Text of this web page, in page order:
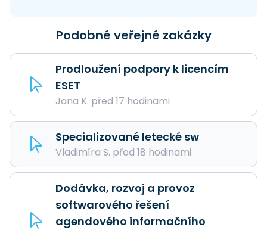
Podobné veřejné zakázky
Prodloužení podpory k licencím
ESET
Jana K. před 17 hodinami
Specializované letecké sw
Vladimíra S. před 18 hodinami
Dodávka, rozvoj a provoz
softwarového řešení
agendového informačního